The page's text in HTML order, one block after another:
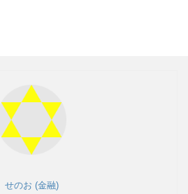
せのお (金融)